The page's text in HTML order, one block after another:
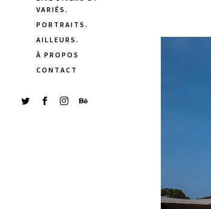
VARIÉS.
PORTRAITS.
AILLEURS.
À PROPOS
CONTACT